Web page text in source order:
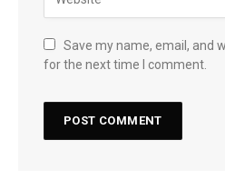
Save my name, email, and
for the next time I comment.